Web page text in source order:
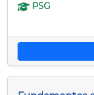
PSG